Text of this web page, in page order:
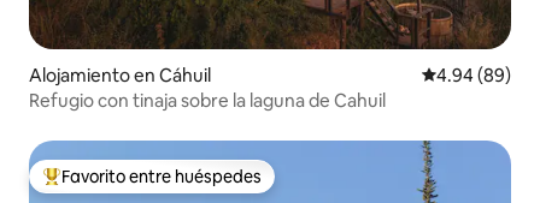
Alojamiento en Cáhuil Calificación
4.94 (89)
Refugio con tinaja sobre la laguna de Cahuil
Favorito entre huéspedes preferido
Favorito entre huéspedes